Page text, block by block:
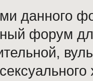
данного
форум